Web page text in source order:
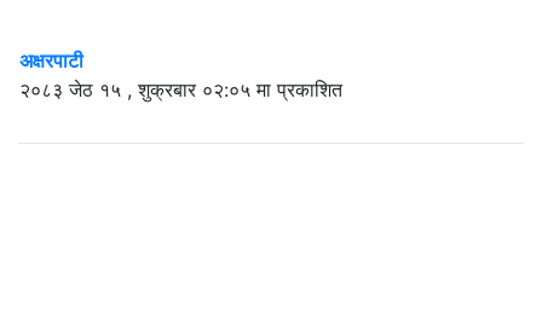
अक्षरपाटी
२०८३ जेठ १५ , शुक्रबार ०२:०५ मा प्रकाशित